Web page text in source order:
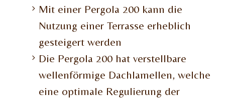
Mit einer Pergola 200 kann die
Nutzung einer Terrasse erheblich
gesteigert werden
Die Pergola 200 hat verstellbare
wellenförmige Dachlamellen, welche
eine optimale Regulierung der